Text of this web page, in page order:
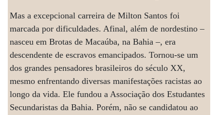
Mas a excepcional carreira de Milton Santos foi
marcada por dificuldades. Afinal, além de nordestino –
nasceu em Brotas de Macaúba, na Bahia –, era
descendente de escravos emancipados. Tornou-se um
dos grandes pensadores brasileiros do século XX,
mesmo enfrentando diversas manifestações racistas ao
longo da vida. Ele fundou a Associação dos Estudantes
Secundaristas da Bahia. Porém, não se candidatou ao